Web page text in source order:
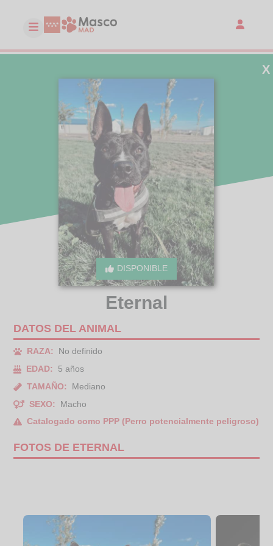
DISPONIBLE
X
Eternal
DATOS DEL ANIMAL
RAZA:
No definido
EDAD:
5 años
TAMAÑO:
Mediano
SEXO:
Macho
Catalogado como PPP (Perro potencialmente peligroso)
FOTOS DE ETERNAL